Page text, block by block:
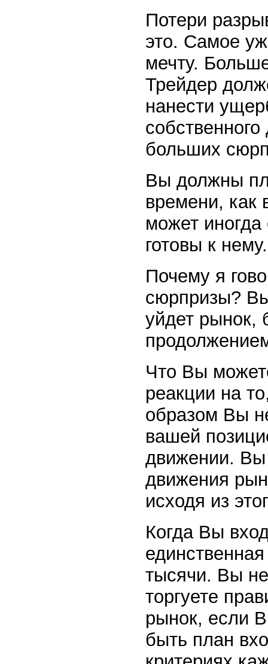
Потери
это. Самое
мечту.
Трейдер
нанести
больших
Вы должны
времени, как
может
готовы к нему.
Почему я
сюрпризы?
уйдет рынок,
Что Вы
реакции на
образом Вы
вашей
движении. Вы
движения
исходя из
Когда Вы
тысячи. Вы
торгуете
рынок, если
быть план